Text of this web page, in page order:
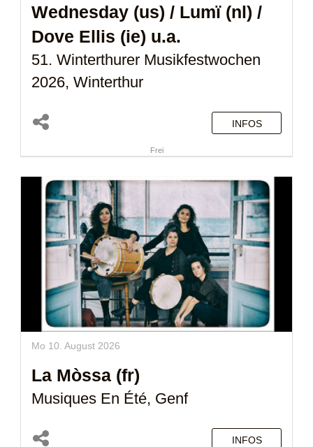
Wednesday (us) / Lumï (nl) /
Dove Ellis (ie) u.a.
51. Winterthurer Musikfestwochen
2026, Winterthur
INFOS
Frei
Mo 10. August 2026
La Mòssa (fr)
Musiques En Été, Genf
INFOS